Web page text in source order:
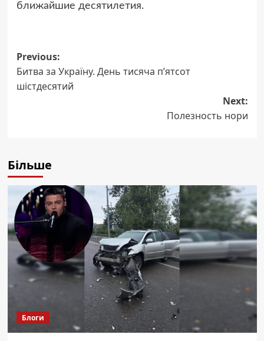
ближайшие десятилетия.
Post
navigation
Previous:
Битва за Україну. День тисяча п’ятсот
шістдесятий
Next:
Полезность нори
Більше
Блоги